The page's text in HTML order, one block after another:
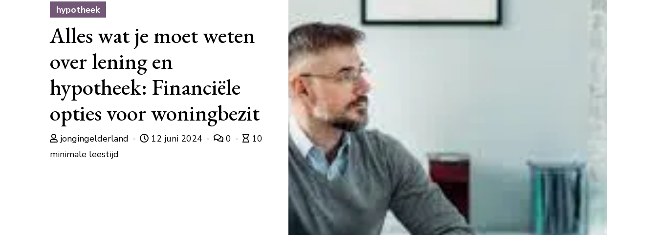
hypotheek
Alles wat je moet weten
over lening en
hypotheek: Financiële
opties voor woningbezit
jongingelderland 12 juni 2024 0
10
minimale leestijd